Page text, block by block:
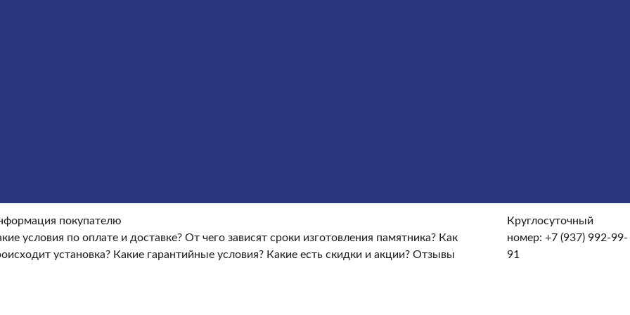
покупателю
условия по оплате и доставке?От чего зависят сроки изготовления памятника? Как
установка? Какие гарантийные условия? Какие есть скидки и акции?Отзывы
Круглосуточный
номер: +7 (937) 992-99-
91